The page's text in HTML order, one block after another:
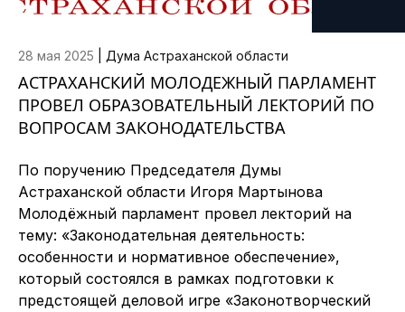
28 мая 2025 Дума Астраханской области
АСТРАХАНСКИЙ МОЛОДЕЖНЫЙ ПАРЛАМЕНТ
ПРОВЕЛ ОБРАЗОВАТЕЛЬНЫЙ ЛЕКТОРИЙ ПО
ВОПРОСАМ ЗАКОНОДАТЕЛЬСТВА
По поручению Председателя Думы
Астраханской области Игоря Мартынова
Молодёжный парламент провел лекторий на
тему: «Законодательная деятельность:
особенности и нормативное обеспечение»,
который состоялся в рамках подготовки к
предстоящей деловой игре «Законотворческий